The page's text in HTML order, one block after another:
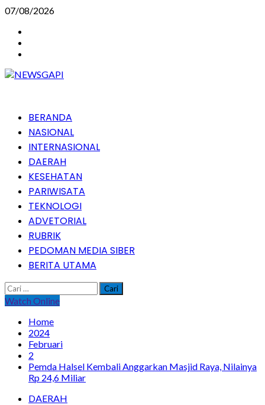
Skip
content
07/08/2026
PrimaryBERANDA
NASIONAL
INTERNASIONAL
DAERAH
KESEHATAN
PARIWISATA
TEKNOLOGI
ADVETORIAL
RUBRIK
PEDOMAN MEDIA SIBER
BERITA UTAMA
Cari
untuk:
Watch Online
Home
2024
Februari
2
Pemda Halsel Kembali Anggarkan Masjid Raya, Nilainya
Rp 24,6 Miliar
DAERAH